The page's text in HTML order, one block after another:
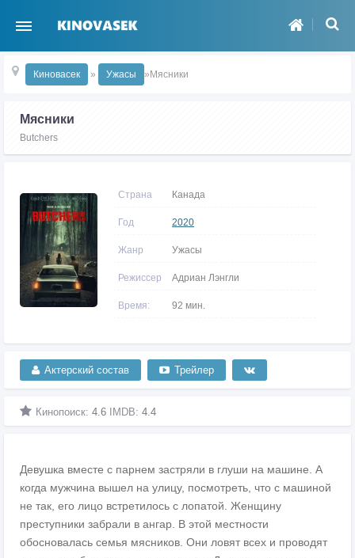
Киновасек » Ужасы »Мясники
Мясники
Butchers
Страна Канада
Год 2020
Жанр Ужасы
Режиссер Адриан Лэнгли
Время: 92 мин.
Актерский состав Трейлер
Кинопоиск: 4.6 IMDB: 4.4
Девушка вместе с парнем застряли в глуши на машине. А
когда мужчина вышел на улицу, посмотреть, что с машиной
не так, его лицо встретилось с лопатой. Женщину
преступники забрали в ангар. В этой местности
обосновалась семья мясников. Они ловят всех и проводят